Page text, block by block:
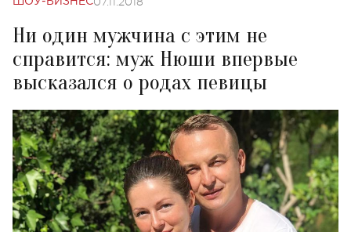
Ни один мужчина с этим не
справится: муж Нюши впервые
высказался о родах певицы